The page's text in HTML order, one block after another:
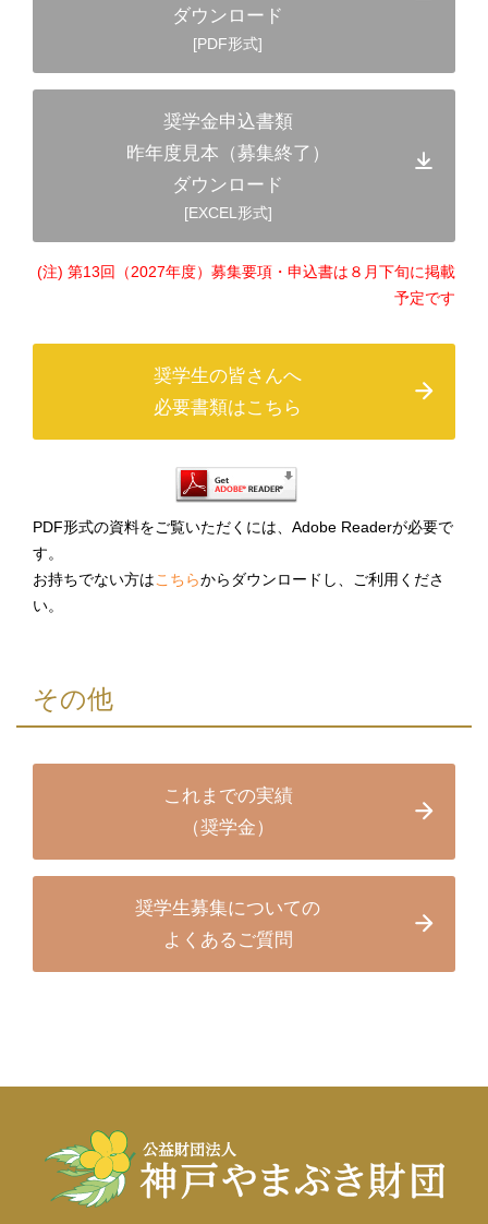
ダウンロード
[PDF形式]
奨学金申込書類
昨年度見本（募集終了）
ダウンロード
[EXCEL形式]
(注) 第13回（2027年度）募集要項・申込書は８月下旬に掲載
予定です
奨学生の皆さんへ
必要書類はこちら
PDF形式の資料をご覧いただくには、Adobe Readerが必要で
す。
お持ちでない方はこちらからダウンロードし、ご利用くださ
い。
その他
これまでの実績
（奨学金）
奨学生募集についての
よくあるご質問